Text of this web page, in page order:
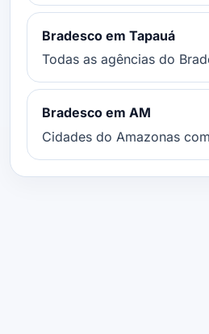
Bradesco em Tapauá
Todas as agências do
Bradesco em AM
Cidades do Amazonas